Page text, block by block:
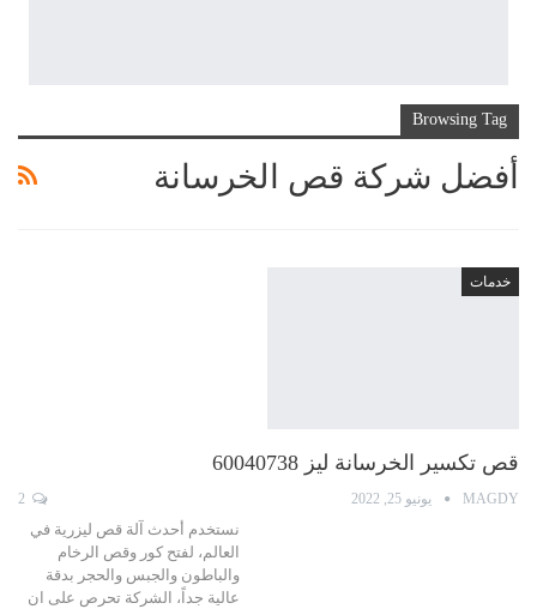
Browsing Tag
‏أفضل شركة قص الخرسانة
خدمات
قص تكسير الخرسانة ليز 60040738
MAGDY يونيو 25, 2022
نستخدم أحدث آلة قص ليزرية في
العالم، لفتح كور وقص الرخام
والباطون والجبس والحجر بدقة
عالية جداً، الشركة تحرص على ان